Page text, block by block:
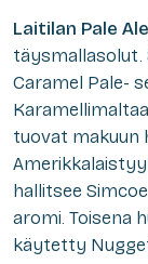
Laitilan Pale
täysmallasolut.
Caramel Pale-
tuovat makuun
hallitsee
aromi. Toisena
käytetty